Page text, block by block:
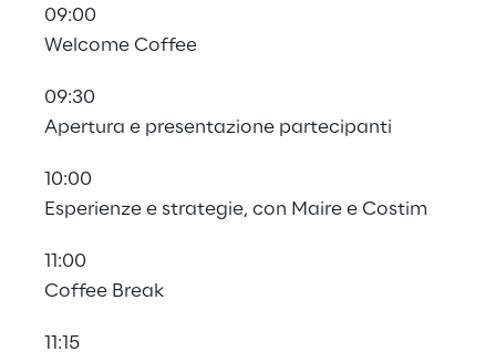
09:00
Welcome Coffee
09:30
Apertura e presentazione partecipanti
10:00
Esperienze e strategie, con Maire e Costim
11:00
Coffee Break
11:15